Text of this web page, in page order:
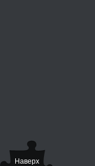
Наверх